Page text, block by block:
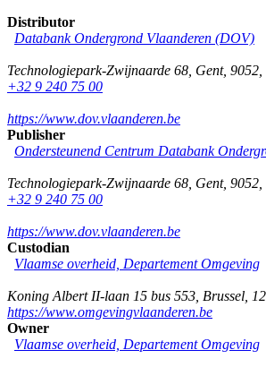
Distributor
Databank Ondergrond Vlaanderen (DOV)
Technologiepark-Zwijnaarde 68 Gent, 9052
+32 9 240 75 00
https://www.dov.vlaanderen.be
Publisher
Ondersteunend Centrum Databank
Technologiepark-Zwijnaarde 68 Gent, 9052
+32 9 240 75 00
https://www.dov.vlaanderen.be
Custodian
Vlaamse overheid, Departement Omgeving
Koning Albert II-laan 15 bus 553 Brussel
https://www.omgevingvlaanderen.be
Owner
Vlaamse overheid, Departement Omgeving